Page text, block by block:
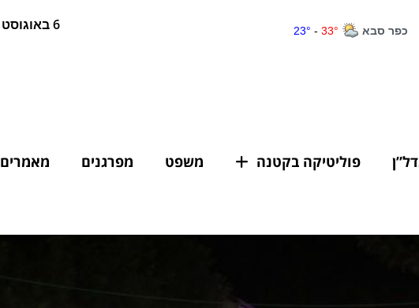
6 באוגוסט 2026 3:04
פוליטיקה בקטנה משפט מפרגנים מאמרים